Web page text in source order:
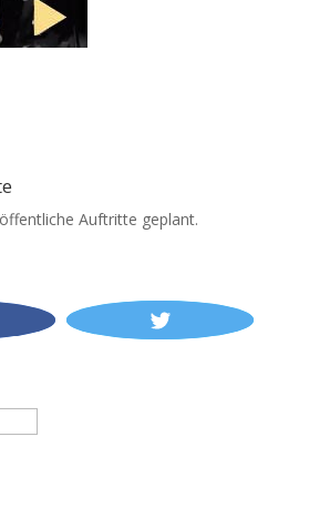
Auftritte geplant.